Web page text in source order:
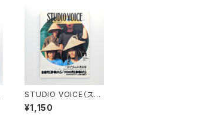
STUDIO VOICE（スタ
ジオ・ボイス） Vol.34
7 2004年11月号 特
¥1,150